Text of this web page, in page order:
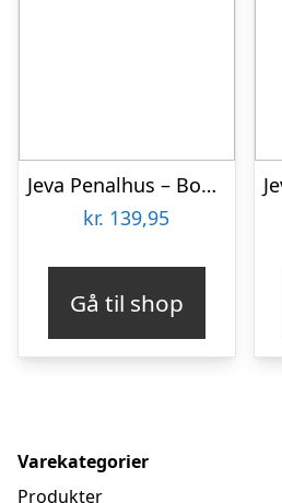
Jeva Penalhus – Box – Jupiter
kr. 139,95
Gå til shop
Varekategorier
Produkter